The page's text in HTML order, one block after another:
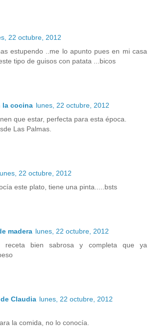
22 octubre, 2012
estupendo ..me lo apunto pues en mi casa
tipo de guisos con patata ...bicos
la cocina lunes, 22 octubre, 2012
que estar, perfecta para esta época.
Las Palmas.
22 octubre, 2012
este plato, tiene una pinta.....bsts
madera lunes, 22 octubre, 2012
bien sabrosa y completa que ya
Claudia lunes, 22 octubre, 2012
la comida, no lo conocía.